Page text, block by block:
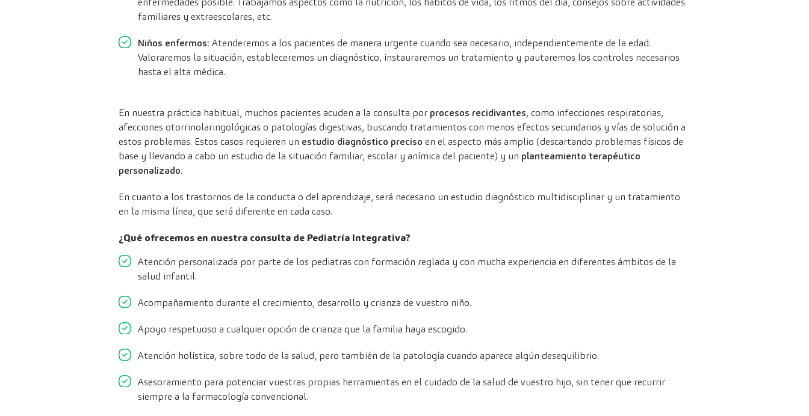
familiares y extraescolares, etc.
Niños enfermos: Atenderemos a los pacientes de manera urgente cuando sea necesario, independientemente de la edad.
Valoraremos la situación, estableceremos un diagnóstico, instauraremos un tratamiento y pautaremos los controles necesarios
hasta el alta médica.
En nuestra práctica habitual, muchos pacientes acuden a la consulta por procesos recidivantes, como infecciones respiratorias,
afecciones otorrinolaringológicas o patologías digestivas, buscando tratamientos con menos efectos secundarios y vías de solución a
estos problemas. Estos casos requieren un estudio diagnóstico preciso en el aspecto más amplio (descartando problemas físicos de
base y llevando a cabo un estudio de la situación familiar, escolar y anímica del paciente) y un planteamiento terapéutico
personalizado.
En cuanto a los trastornos de la conducta o del aprendizaje, será necesario un estudio diagnóstico multidisciplinar y un tratamiento
en la misma línea, que será diferente en cada caso.
¿Qué ofrecemos en nuestra consulta de Pediatría Integrativa?
Atención personalizada por parte de los pediatras con formación reglada y con mucha experiencia en diferentes ámbitos de la
salud infantil.
Acompañamiento durante el crecimiento, desarrollo y crianza de vuestro niño.
Apoyo respetuoso a cualquier opción de crianza que la familia haya escogido.
Atención holística, sobre todo de la salud, pero también de la patología cuando aparece algún desequilibrio.
Asesoramiento para potenciar vuestras propias herramientas en el cuidado de la salud de vuestro hijo, sin tener que recurrir
siempre a la farmacología convencional.